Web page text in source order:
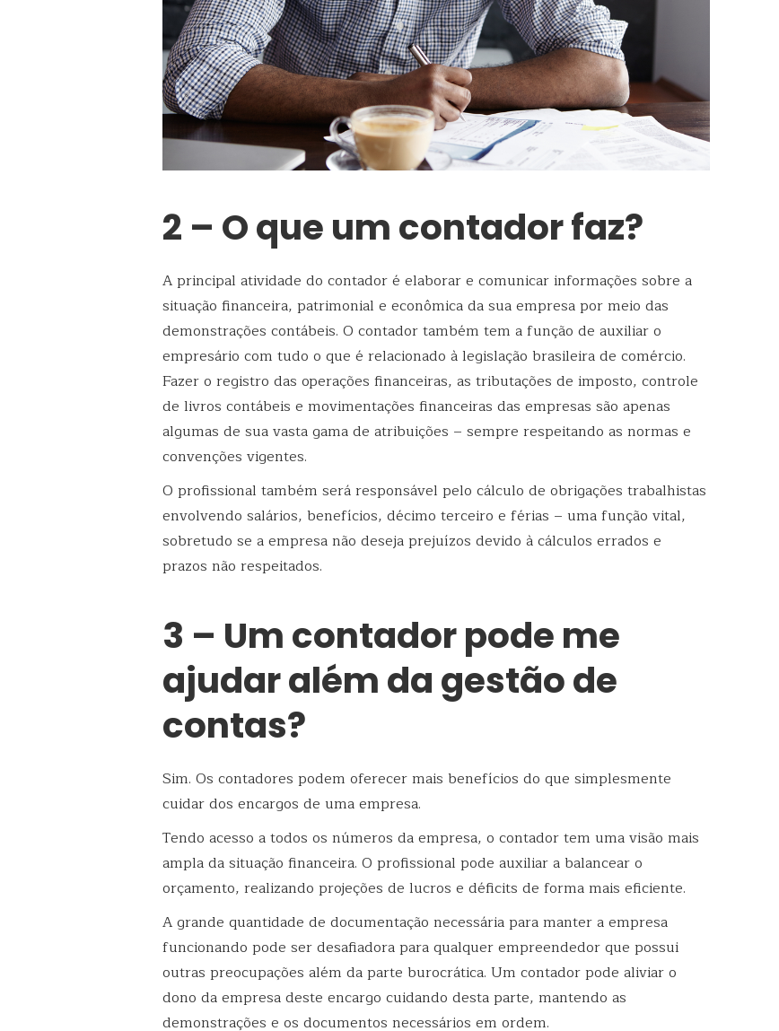
2 – O que um contador faz?
A principal atividade do contador é elaborar e comunicar informações sobre a
situação financeira, patrimonial e econômica da sua empresa por meio das
demonstrações contábeis. O contador também tem a função de auxiliar o
empresário com tudo o que é relacionado à legislação brasileira de comércio.
Fazer o registro das operações financeiras, as tributações de imposto, controle
de livros contábeis e movimentações financeiras das empresas são apenas
algumas de sua vasta gama de atribuições – sempre respeitando as normas e
convenções vigentes.
O profissional também será responsável pelo cálculo de obrigações trabalhistas
envolvendo salários, benefícios, décimo terceiro e férias – uma função vital,
sobretudo se a empresa não deseja prejuízos devido à cálculos errados e
prazos não respeitados.
3 – Um contador pode me
ajudar além da gestão de
contas?
Sim. Os contadores podem oferecer mais benefícios do que simplesmente
cuidar dos encargos de uma empresa.
Tendo acesso a todos os números da empresa, o contador tem uma visão mais
ampla da situação financeira. O profissional pode auxiliar a balancear o
orçamento, realizando projeções de lucros e déficits de forma mais eficiente.
A grande quantidade de documentação necessária para manter a empresa
funcionando pode ser desafiadora para qualquer empreendedor que possui
outras preocupações além da parte burocrática. Um contador pode aliviar o
dono da empresa deste encargo cuidando desta parte, mantendo as
demonstrações e os documentos necessários em ordem.